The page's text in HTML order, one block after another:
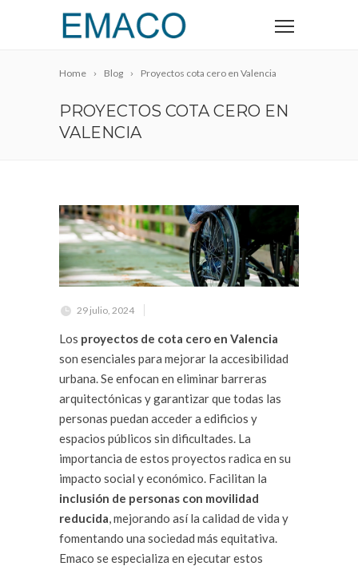
Home Blog Proyectos cota cero en Valencia
PROYECTOS COTA CERO EN
VALENCIA
29 julio, 2024
Los proyectos de cota cero en Valencia
son esenciales para mejorar la accesibilidad
urbana. Se enfocan en eliminar barreras
arquitectónicas y garantizar que todas las
personas puedan acceder a edificios y
espacios públicos sin dificultades. La
importancia de estos proyectos radica en su
impacto social y económico. Facilitan la
inclusión de personas con movilidad
reducida, mejorando así la calidad de vida y
fomentando una sociedad más equitativa.
Emaco se especializa en ejecutar estos